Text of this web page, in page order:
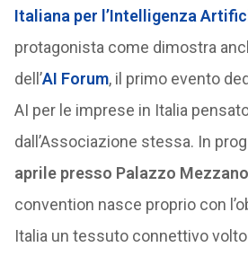
Italiana per l’Intelligenza
protagonista come dimostra
dell’AI Forum, il primo evento
AI per le imprese in Italia
dall’Associazione stessa. In
aprile presso Palazzo
convention nasce proprio con
Italia un tessuto connettivo